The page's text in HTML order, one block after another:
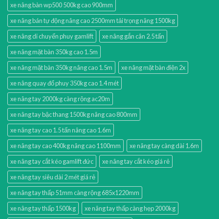
xe nâng bàn wp500 500kg cao 900mm
xe nâng bán tự động nâng cao 2500mm tải trọng nâng 1500kg
xe nâng di chuyển phuy gamlift
xe nâng gắn cân 2.5 tấn
xe nâng mặt bàn 350kg cao 1.5m
xe nâng mặt bàn 350kg nâng cao 1.5m
xe nâng mặt bàn điện 2x
xe nâng quay đổ phuy 350kg cao 1.4 mét
xe nâng tay 2000kg càng rộng ac20m
xe nâng tay bậc thang 1500kg nâng cao 800mm
xe nâng tay cao 1.5 tấn nâng cao 1.6m
xe nâng tay cao 400kg nâng cao 1100mm
xe nâng tay càng dài 1.6m
xe nâng tay cắt kéo gamlift đức
xe nâng tay cắt kéo giá rẻ
xe nâng tay siêu dài 2 mét giá rẻ
xe nâng tay thấp 51mm càng rộng 685x1220mm
xe nâng tay thấp 1500kg
xe nâng tay thấp càng hẹp 2000kg